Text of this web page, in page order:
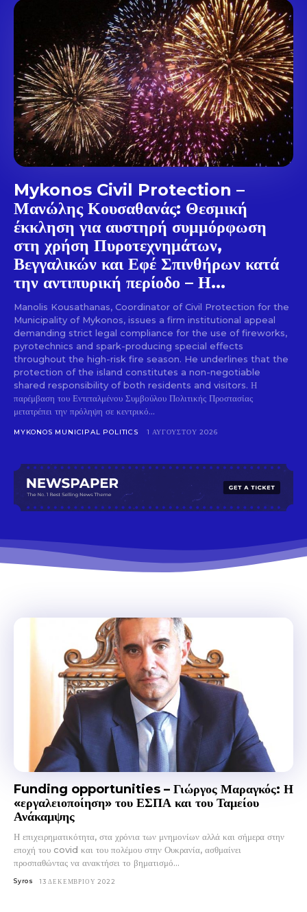
Don't miss
out!
Sing up for our newsletter
to stay in the loop.
SUBSCRIBE
Mykonos Civil Protection –
Μανώλης Κουσαθανάς: Θεσμική
έκκληση για αυστηρή συμμόρφωση
στη χρήση Πυροτεχνημάτων,
Βεγγαλικών και Εφέ Σπινθήρων κατά
την αντιπυρική περίοδο – Η...
Manolis Kousathanas, Coordinator of Civil Protection for the
Municipality of Mykonos, issues a firm institutional appeal
demanding strict legal compliance for the use of fireworks,
pyrotechnics and spark-producing special effects
throughout the high-risk fire season. He underlines that the
protection of the island constitutes a non-negotiable
shared responsibility of both residents and visitors. Η
παρέμβαση του Εντεταλμένου Συμβούλου Πολιτικής Προστασίας
μετατρέπει την πρόληψη σε κεντρικό...
MYKONOS MUNICIPAL POLITICS 1 ΑΥΓΟΎΣΤΟΥ 2026
Funding opportunities – Γιώργος Μαραγκός: Η
«εργαλειοποίηση» του ΕΣΠΑ και του Ταμείου
Ανάκαμψης
Η επιχειρηματικότητα, στα χρόνια των μνημονίων αλλά και σήμερα στην
εποχή του covid και του πολέμου στην Ουκρανία, ασθμαίνει
προσπαθώντας να ανακτήσει το βηματισμό...
Syros 13 ΔΕΚΕΜΒΡΊΟΥ 2022